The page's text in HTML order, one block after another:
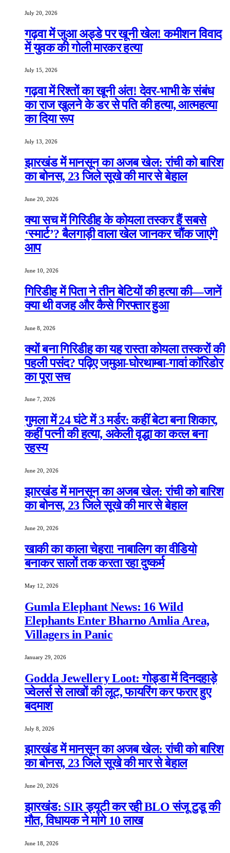
July 20, 2026
गढ़वा में जुआ अड्डे पर खूनी खेल! कमीशन विवाद
में युवक की गोली मारकर हत्या
July 15, 2026
गढ़वा में रिश्तों का खूनी अंत! देवर-भाभी के संबंध
का राज खुलने के डर से पति की हत्या, आत्महत्या
का दिया रूप
July 13, 2026
झारखंड में मानसून का अजब खेल: रांची को बारिश
का बोनस, 23 जिले सूखे की मार से बेहाल
June 20, 2026
क्या सच में गिरिडीह के कोयला तस्कर हैं सबसे
‘स्मार्ट’? बैलगाड़ी वाला खेल जानकर चौंक जाएंगे
आप
June 10, 2026
गिरिडीह में पिता ने तीन बेटियों की हत्या की—जानें
क्या थी वजह और कैसे गिरफ्तार हुआ
June 8, 2026
क्यों बना गिरिडीह का यह रास्ता कोयला तस्करों की
पहली पसंद? पढ़िए जमुआ-घोरथाम्बा-गावां कॉरिडोर
का पूरा सच
June 7, 2026
गुमला में 24 घंटे में 3 मर्डर: कहीं बेटा बना शिकार,
कहीं पत्नी की हत्या, अकेली वृद्धा का कत्ल बना
रहस्य
June 20, 2026
झारखंड में मानसून का अजब खेल: रांची को बारिश
का बोनस, 23 जिले सूखे की मार से बेहाल
June 20, 2026
खाकी का काला चेहरा! नाबालिग का वीडियो
बनाकर सालों तक करता रहा दुष्कर्म
May 12, 2026
Gumla Elephant News: 16 Wild
Elephants Enter Bharno Amlia Area,
Villagers in Panic
January 29, 2026
Godda Jewellery Loot: गोड्डा में दिनदहाड़े
ज्वेलर्स से लाखों की लूट, फायरिंग कर फरार हुए
बदमाश
July 8, 2026
झारखंड में मानसून का अजब खेल: रांची को बारिश
का बोनस, 23 जिले सूखे की मार से बेहाल
June 20, 2026
झारखंड: SIR ड्यूटी कर रही BLO संजू टुडू की
मौत, विधायक ने मांगे 10 लाख
June 18, 2026